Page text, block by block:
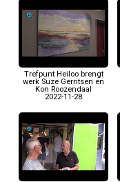
Trefpunt Heiloo brengt
werk Suze Gerritsen en
Kon Roozendaal
2022-11-28